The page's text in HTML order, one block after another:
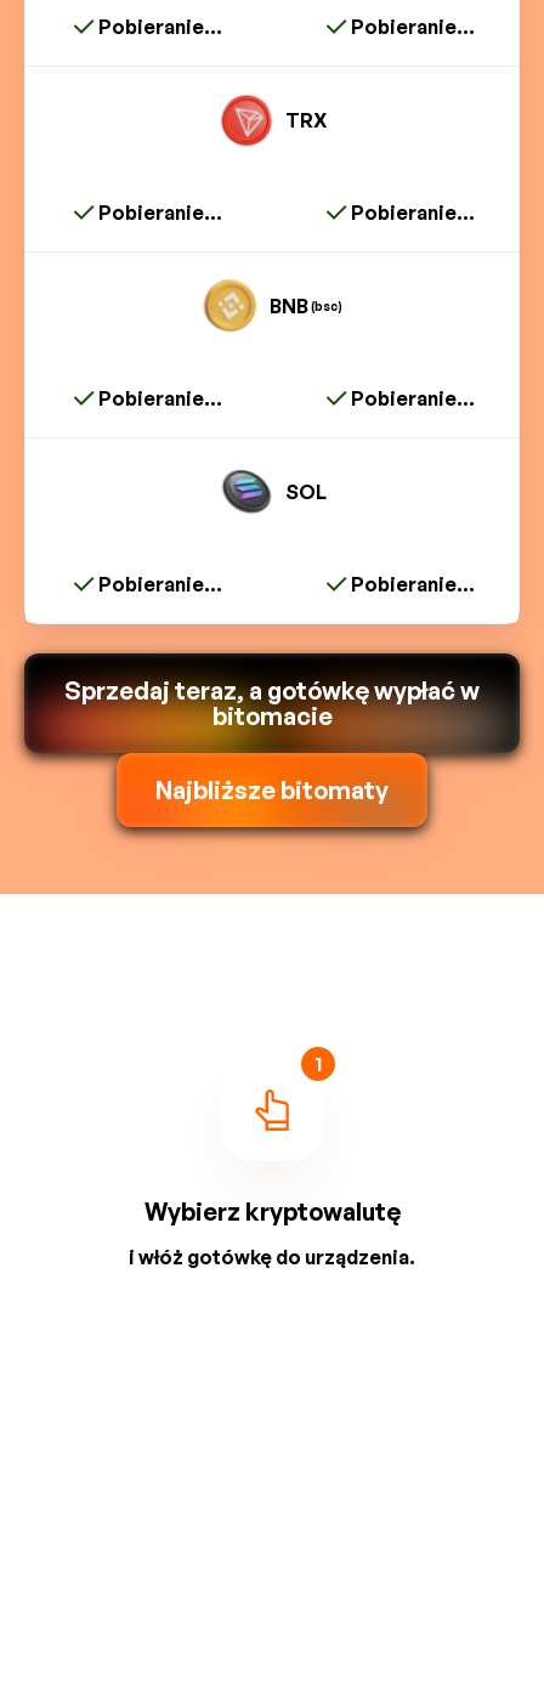
Pobieranie... Pobieranie...
TRX
Pobieranie... Pobieranie...
BNB(bsc)
Pobieranie... Pobieranie...
SOL
Pobieranie... Pobieranie...
Sprzedaj teraz, a gotówkę wypłać w
bitomacie
Najbliższe bitomaty
1
Wybierz kryptowalutę
i włóż gotówkę do urządzenia.